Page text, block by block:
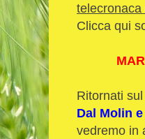
Clicca qui
Ritornati
Dal Molin
vedremo in